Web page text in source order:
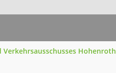
Hohenroth